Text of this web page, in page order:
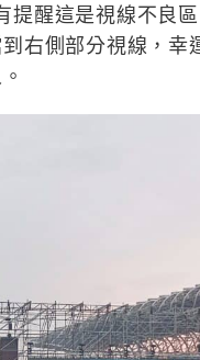
提醒這是視線不良
右側部分視線，幸